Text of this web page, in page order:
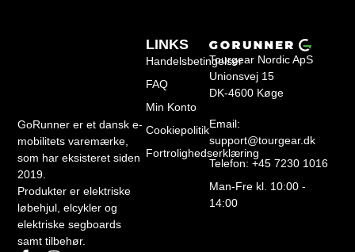
GoRunner er et dansk e-
mobilitets varemærke,
som har eksisteret siden
2019.
Produkter er elektriske
løbehjul, elcykler og
elektriske segboards
samt tilbehør.
LINKS
Handelsbetingelser
FAQ
Min Konto
Cookiepolitik
Fortrolighedserklæring
Tourgear Nordic ApS
Unionsvej 15
DK-4600 Køge
Email:
support@tourgear.dk
Telefon: +45 7230 1016
Man-Fre kl. 10:00 -
14:00